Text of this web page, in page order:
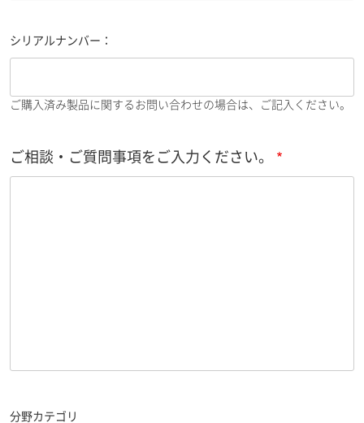
シリアルナンバー：
ご購入済み製品に関するお問い合わせの場合は、ご記入ください。
ご相談・ご質問事項をご入力ください。
分野カテゴリ